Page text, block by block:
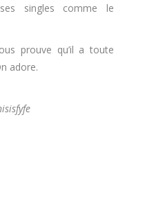
singles comme le
prouve qu’il a toute
adore.